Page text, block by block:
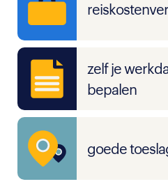
zelf je
bepalen
goede